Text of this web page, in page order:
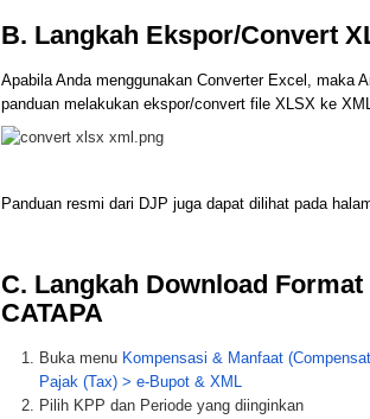
B. Langkah Ekspor/Convert
Apabila Anda menggunakan Converter Excel, maka
panduan melakukan ekspor/convert file XLSX ke XML.
Panduan resmi dari DJP juga dapat dilihat pada
C. Langkah Download
CATAPA
Buka menu Kompensasi & Manfaat
Pajak (Tax) > e-Bupot & XML
Pilih KPP dan Periode yang diinginkan